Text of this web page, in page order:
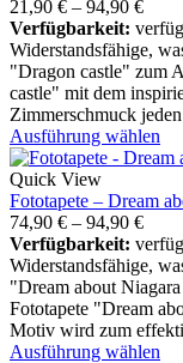
21,90 € – 94,90 €
Verfügbarkeit:
Widerstandsfähige,
"Dragon castle" zum
castle" mit dem
Zimmerschmuck
Ausführung wählen
Quick View
Fototapete – Dream
74,90 € – 94,90 €
Verfügbarkeit:
Widerstandsfähige,
"Dream about
Fototapete "Dream
Motiv wird zum
Ausführung wählen